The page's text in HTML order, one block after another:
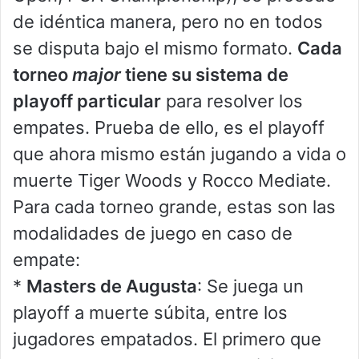
de idéntica manera, pero no en todos
se disputa bajo el mismo formato. Cada
torneomajortiene su sistema de
playoff particular para resolver los
empates. Prueba de ello, es el playoff
que ahora mismo están jugando a vida o
muerte Tiger Woods y Rocco Mediate.
Para cada torneo grande, estas son las
modalidades de juego en caso de
empate:
* Masters de Augusta: Se juega un
playoff a muerte súbita, entre los
jugadores empatados. El primero que